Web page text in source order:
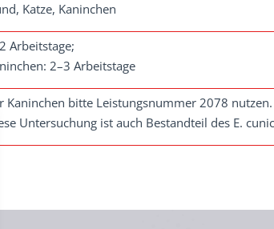
Katze, Kaninchen
Arbeitstage;
2–3 Arbeitstage
Kaninchen bitte Leistungsnummer 2078 nutzen.
Untersuchung ist auch Bestandteil des E.